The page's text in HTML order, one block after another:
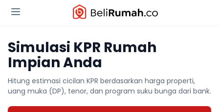
Simulasi KPR Rumah
Impian Anda
Hitung estimasi cicilan KPR berdasarkan harga properti,
uang muka (DP), tenor, dan program suku bunga dari bank.